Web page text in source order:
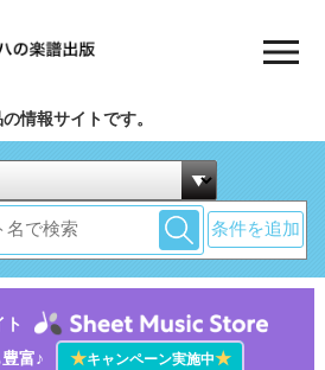
情報サイトです。
条件を追加
ト
富♪
★キャンペーン実施中★